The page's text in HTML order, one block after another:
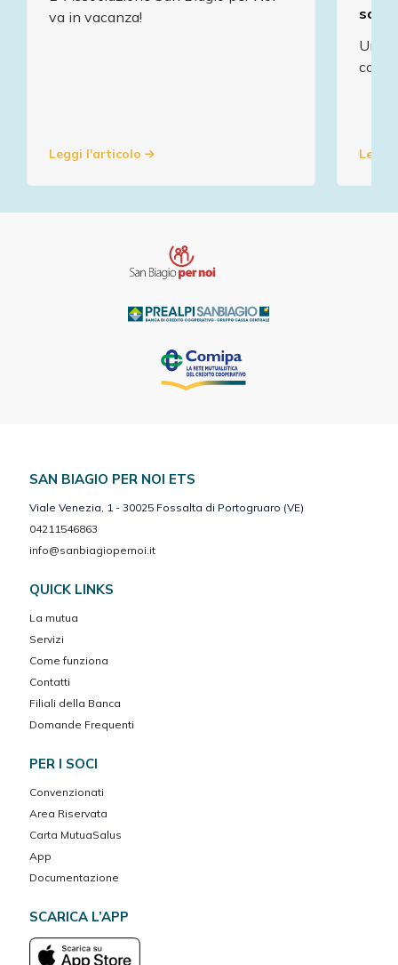
va in vacanza!
Leggi l'articolo
Un
SAN BIAGIO PER NOI ETS
Viale Venezia, 1 - 30025 Fossalta di Portogruaro (VE)
04211546863
info@sanbiagiopernoi.it
QUICK LINKS
La mutua
Servizi
Come funziona
Contatti
Filiali della Banca
Domande Frequenti
PER I SOCI
Convenzionati
Area Riservata
Carta MutuaSalus
App
Documentazione
SCARICA L’APP